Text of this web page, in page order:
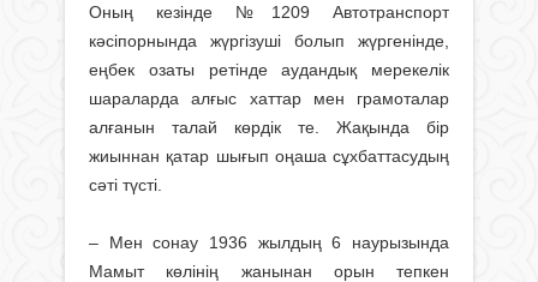
Оның кезінде №1209 Автотранспорт
кәсіпорнында жүргізуші болып жүргенінде,
еңбек озаты ретінде аудандық мерекелік
шараларда алғыс хаттар мен грамоталар
алғанын талай көрдік те. Жақында бір
жиыннан қатар шығып оңаша сұхбаттасудың
сәті түсті.
– Мен сонау 1936 жылдың 6 наурызында
Мамыт көлінің жанынан орын тепкен